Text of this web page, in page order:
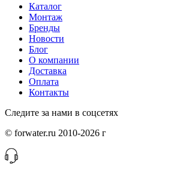
Каталог
Монтаж
Бренды
Новости
Блог
О компании
Доставка
Оплата
Контакты
Следите за нами в соцсетях
© forwater.ru 2010-2026 г